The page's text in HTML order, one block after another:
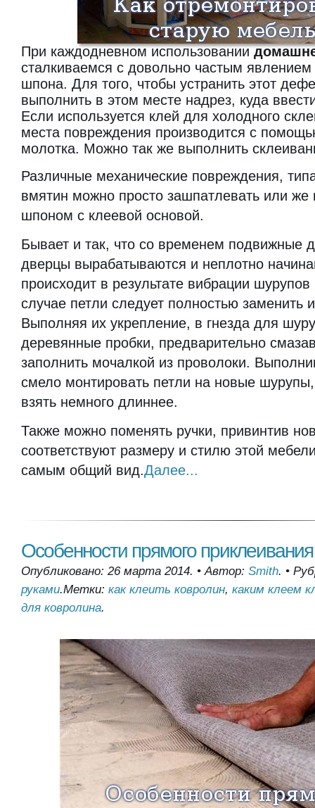
При каждодневном использовании
сталкиваемся с довольно частым
шпона. Для того, чтобы устранить этот
выполнить в этом месте надрез, куда
Если используется клей для холодного
места повреждения производится с
молотка. Можно так же выполнить
Различные механические повреждения,
вмятин можно просто зашпатлевать или же
шпоном с клеевой основой.
Бывает и так, что со временем подвижные
дверцы вырабатываются и неплотно
происходит в результате вибрации
случае петли следует полностью заменить
Выполняя их укрепление, в гнезда для
деревянные пробки, предварительно
заполнить мочалкой из проволоки.
смело монтировать петли на новые
взять немного длиннее.
Также можно поменять ручки, привинтив
соответствуют размеру и стилю этой
самым общий вид.Далее...
Особенности прямого
Опубликовано: 26 марта 2014. •Автор: Smith. •
руками.Метки: как клеить ковролин, каким клеем
для ковролина.